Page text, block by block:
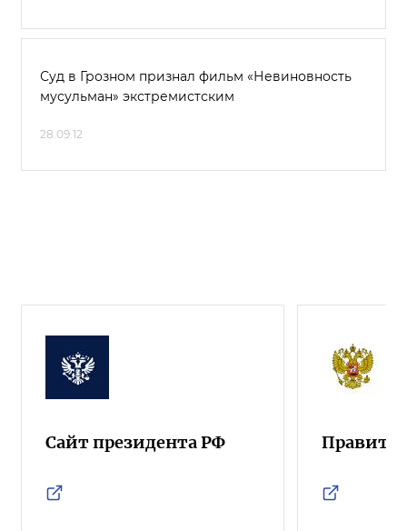
Суд в Грозном признал фильм «Невиновность
мусульман» экстремистским
28.09.12
Сайт президента РФ